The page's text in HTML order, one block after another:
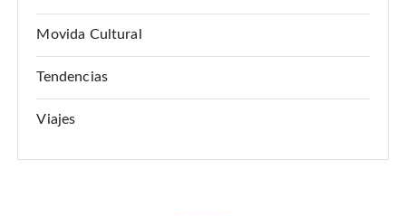
s
Movida Cultural
Tendencias
Viajes